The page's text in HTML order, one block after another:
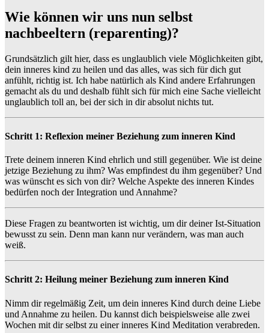
Wie können wir uns nun selbst
nachbeeltern (reparenting)?
Grundsätzlich gilt hier, dass es unglaublich viele Möglichkeiten gibt,
dein inneres kind zu heilen und das alles, was sich für dich gut
anfühlt, richtig ist. Ich habe natürlich als Kind andere Erfahrungen
gemacht als du und deshalb fühlt sich für mich eine Sache vielleicht
unglaublich toll an, bei der sich in dir absolut nichts tut.
Schritt 1: Reflexion meiner Beziehung zum inneren Kind
Trete deinem inneren Kind ehrlich und still gegenüber. Wie ist deine
jetzige Beziehung zu ihm? Was empfindest du ihm gegenüber? Und
was wünscht es sich von dir? Welche Aspekte des inneren Kindes
bedürfen noch der Integration und Annahme?
Diese Fragen zu beantworten ist wichtig, um dir deiner Ist-Situation
bewusst zu sein. Denn man kann nur verändern, was man auch
weiß.
Schritt 2: Heilung meiner Beziehung zum inneren Kind
Nimm dir regelmäßig Zeit, um dein inneres Kind durch deine Liebe
und Annahme zu heilen. Du kannst dich beispielsweise alle zwei
Wochen mit dir selbst zu einer inneres Kind Meditation verabreden.